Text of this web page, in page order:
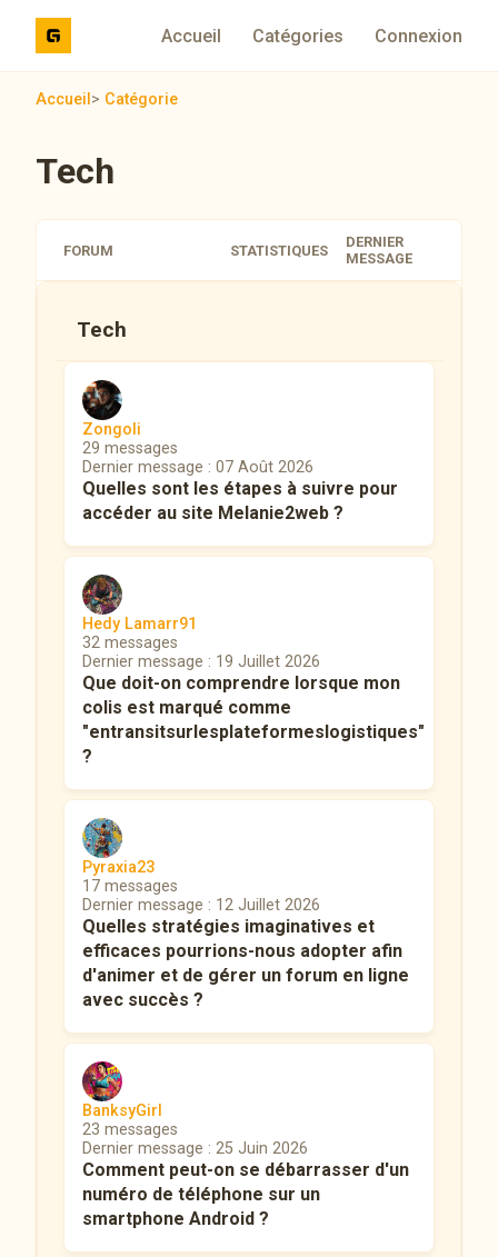
Accueil Catégories Connexion
Accueil > Catégorie
Tech
FORUM STATISTIQUES
DERNIER
MESSAGE
Tech
Quelles sont les étapes à suivre pour
accéder au site Melanie2web ?
Zongoli
29 messages
Dernier message : 07 Août 2026
Que doit-on comprendre lorsque mon
colis est marqué comme
"entransitsurlesplateformeslogistiques"
?
Hedy Lamarr91
32 messages
Dernier message : 19 Juillet 2026
Quelles stratégies imaginatives et
efficaces pourrions-nous adopter afin
d'animer et de gérer un forum en ligne
avec succès ?
Pyraxia23
17 messages
Dernier message : 12 Juillet 2026
Comment peut-on se débarrasser d'un
numéro de téléphone sur un
smartphone Android ?
BanksyGirl
23 messages
Dernier message : 25 Juin 2026